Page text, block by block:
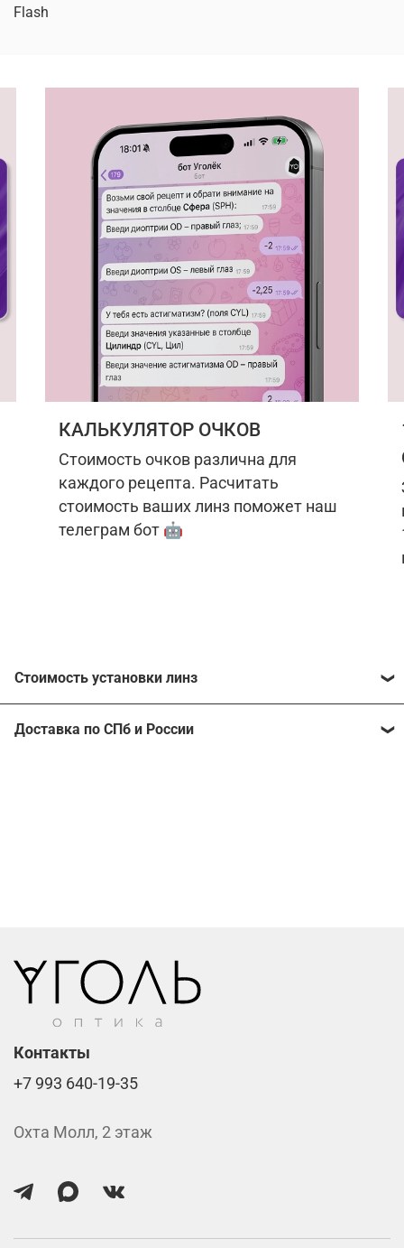
Flash
КАЛЬКУЛЯТОР ОЧКОВ
Стоимость очков различна для
каждого рецепта. Расчитать
стоимость ваших линз поможет наш
телеграм бот 🤖
Стоимость установки линз
Расчитать стоимость ваших линз поможет
Доставка по СПб и России
Контакты
+7 993 640-19-35
Охта Молл, 2 этаж